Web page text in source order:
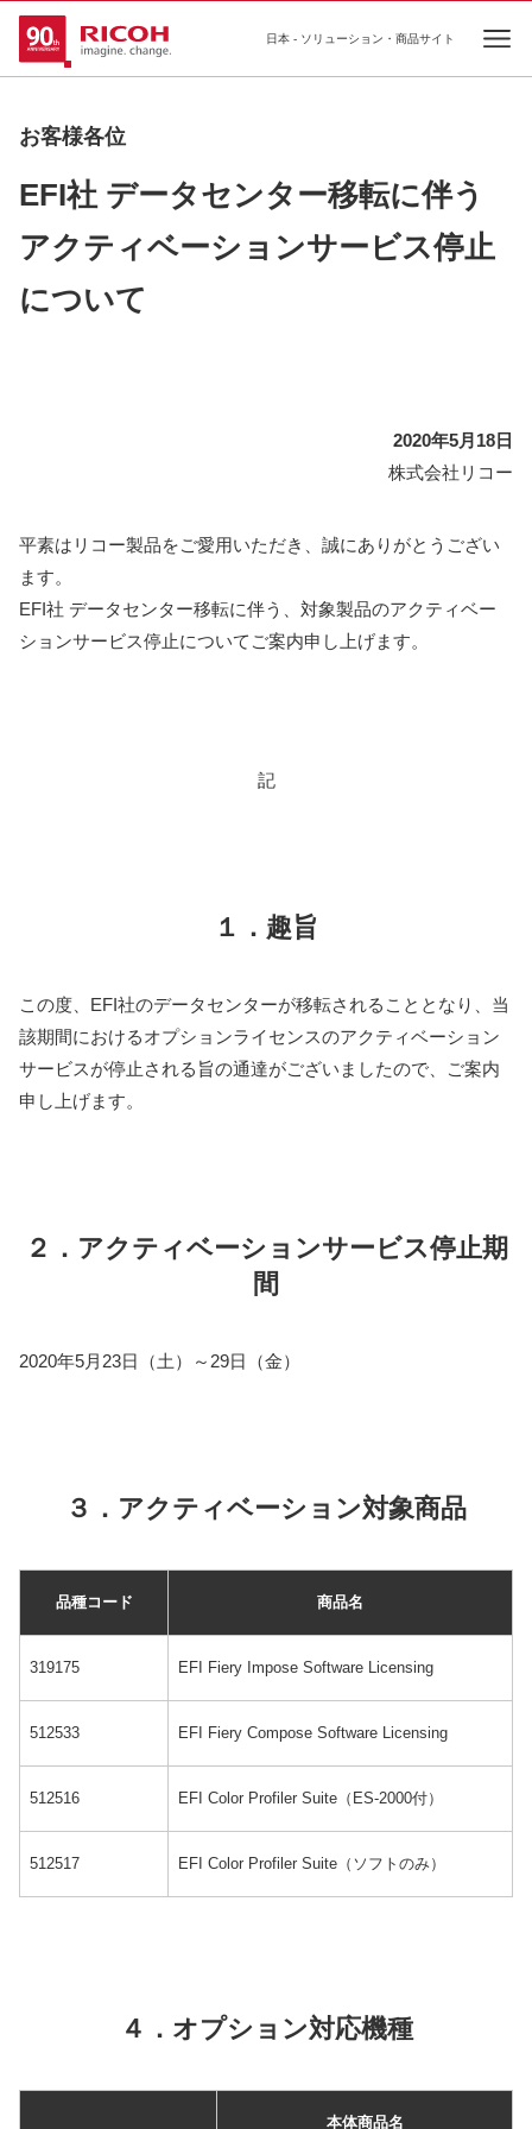
日本 - ソリューション・商品サイト
お客様各位
EFI社 データセンター移転に伴う
アクティベーションサービス停止
について
2020年5月18日
株式会社リコー
平素はリコー製品をご愛用いただき、誠にありがとうござい
ます。
EFI社 データセンター移転に伴う、対象製品のアクティベー
ションサービス停止についてご案内申し上げます。
記
１．趣旨
この度、EFI社のデータセンターが移転されることとなり、当
該期間におけるオプションライセンスのアクティベーション
サービスが停止される旨の通達がございましたので、ご案内
申し上げます。
２．アクティベーションサービス停止期
間
2020年5月23日（土）～29日（金）
３．アクティベーション対象商品
品種コード 商品名
319175 EFI Fiery Impose Software Licensing
512533 EFI Fiery Compose Software Licensing
512516 EFI Color Profiler Suite（ES-2000付）
512517 EFI Color Profiler Suite（ソフトのみ）
４．オプション対応機種
本体商品名